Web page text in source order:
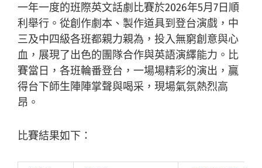
一年一度的班際英文話劇比賽於2026年5月7日順
利舉行。從創作劇本、製作道具到登台演戲，中
三及中四級各班都親力親為，投入無窮創意與心
血，展現了出色的團隊合作與英語演繹能力。比
賽當日，各班輪番登台，一場場精彩的演出，贏
得台下師生陣陣掌聲與喝采，現場氣氛熱烈高
昂。
比賽結果如下：